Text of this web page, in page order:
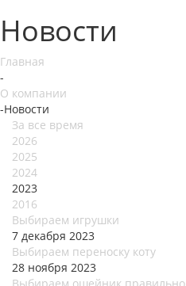
Новости
Главная
-
О компании
-Новости
За все время
2026
2025
2024
2023
2016
Выбираем игрушки
7 декабря 2023
Выбираем переноску коту
28 ноября 2023